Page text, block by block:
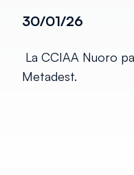
30/01/26
La CCIAA Nuoro
Metadest.